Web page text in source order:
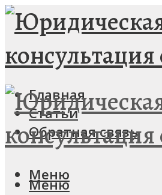
Главная
Статьи
Обратная связь
Меню
Меню